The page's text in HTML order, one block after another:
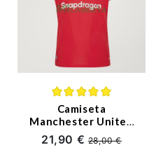
Serie A
Premier League
Bundesliga
Otras Ligas
Niño
Camiseta
Manchester United
Primera Equipación
2026/2027 Rojo
21,90 €28,00 €